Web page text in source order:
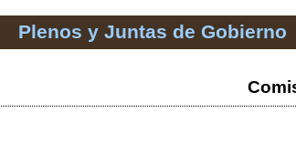
Plenos y Juntas de Gobierno